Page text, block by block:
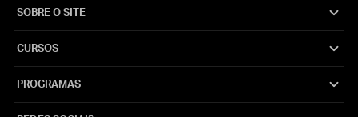
SOBRE O SITE
CURSOS
PROGRAMAS